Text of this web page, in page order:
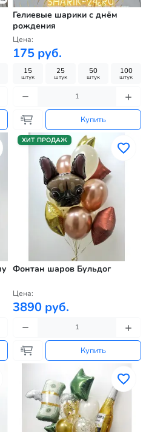
Гелиевые шарики с днём
рождения
Цена:
175 руб.
15
штук
25
штук
50
штук
100
штук
Купить
ХИТ ПРОДАЖ
Фонтан шаров Бульдог
Цена:
3890 руб.
Купить